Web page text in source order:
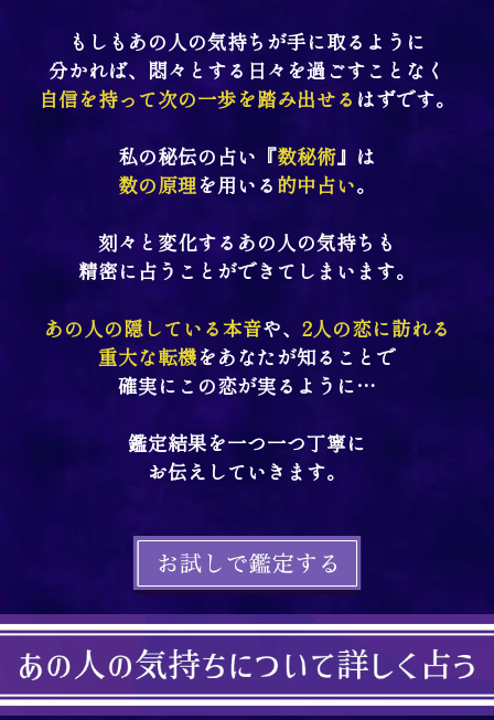
もしもあの人の気持ちが手に取るように
分かれば、悶々とする日々を過ごすことなく
自信を持って次の一歩を踏み出せる はずです。
私の秘伝の占い『数秘術』は
数の原理を用いる 的中占い。
刻々と変化するあの人の気持ちも
精密に占うことができてしまいます。
あの人の隠している本音や、 2人の恋に訪れる
重大な転機をあなたが知ることで
確実にこの恋が実るように…
鑑定結果を一つ一つ丁寧に
お伝えしていきます。